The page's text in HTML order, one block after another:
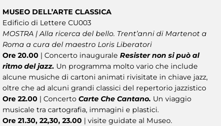
MUSEO DELL’ARTE CLASSICA
Edificio di Lettere CU003
MOSTRA | Alla ricerca del bello. Trent’anni di Martenot a
Roma a cura del maestro Loris Liberatori
Ore 20.00 | Concerto inaugurale Resister non si può al
ritmo del jazz. Un programma molto vario che include
alcune musiche di cartoni animati rivisitate in chiave jazz,
oltre che ad alcuni grandi classici del repertorio jazzistico
Ore 22.00 | Concerto Carte Che Cantano. Un viaggio
musicale tra cartografia, immagini e plastici.
Ore 21.30, 22,30, 23.00 | visite guidate al Museo.